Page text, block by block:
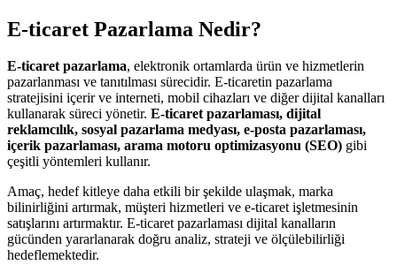
E-ticaret Pazarlama Nedir?
E-ticaret pazarlama, elektronik ortamlarda ürün ve hizmetlerin
pazarlanması ve tanıtılması sürecidir. E-ticaretin pazarlama
stratejisini içerir ve interneti, mobil cihazları ve diğer dijital kanalları
kullanarak süreci yönetir. E-ticaret pazarlaması, dijital
reklamcılık, sosyal pazarlama medyası, e-posta pazarlaması,
içerik pazarlaması, arama motoru optimizasyonu (SEO) gibi
çeşitli yöntemleri kullanır.
Amaç, hedef kitleye daha etkili bir şekilde ulaşmak, marka
bilinirliğini artırmak, müşteri hizmetleri ve e-ticaret işletmesinin
satışlarını artırmaktır. E-ticaret pazarlaması dijital kanalların
gücünden yararlanarak doğru analiz, strateji ve ölçülebilirliği
hedeflemektedir.